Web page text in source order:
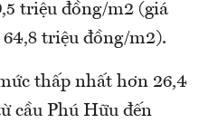
triệu đồng/m2 (giá
triệu đồng/m2).
thấp nhất hơn 26,4
cầu Phú Hữu đến